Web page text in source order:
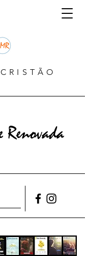
Renovada